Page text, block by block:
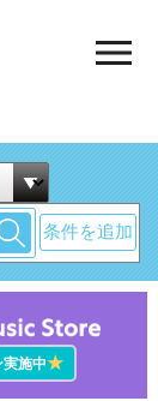
条件を追加
施中★